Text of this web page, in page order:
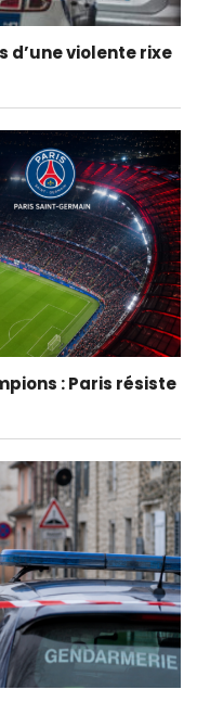
d’une violente rixe
: Paris résiste